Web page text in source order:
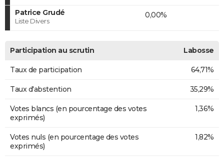
Patrice Grudé
Liste Divers
0,00%
Participation au scrutin Labosse
Taux de participation 64,71%
Taux d'abstention 35,29%
Votes blancs (en pourcentage des votes
exprimés)
1,36%
Votes nuls (en pourcentage des votes
exprimés)
1,82%